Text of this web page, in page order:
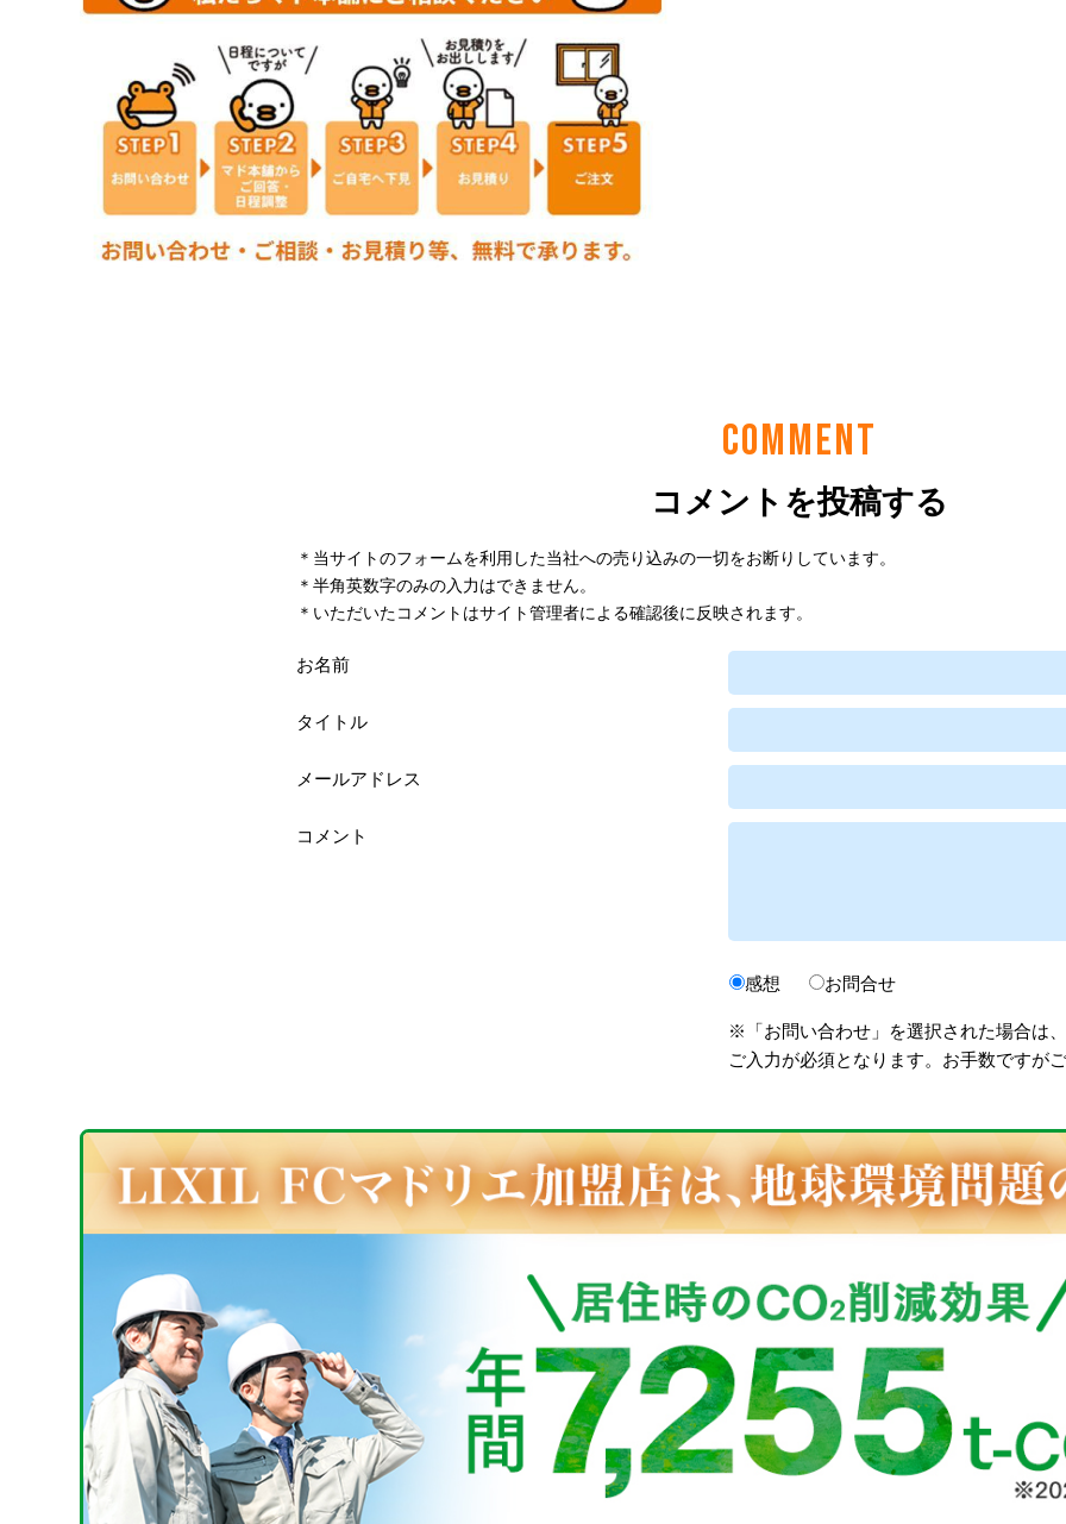
COMMENT
コメントを投稿する
＊当サイトのフォームを利用した当社への売り込みの一切をお断りしています。
＊半角英数字のみの入力はできません。
＊いただいたコメントはサイト管理者による確認後に反映されます。
お名前
タイトル
メールアドレス
コメント
感想 お問合せ
※「お問い合わせ」を選択された場合は
ご入力が必須となります。お手数ですが